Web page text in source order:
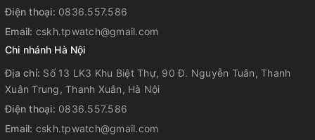
Hẹn giờ
60 phút Khoảng cài đặt thời gian bắt đầu đếm ngược: 1 giây
đến 60 phút (khoảng tăng 1 giây, khoảng tăng 1 phút)
5 chế độ báo thức hàng ngày
Điện thoại: 0836.557.586
Email: cskh.tpwatch@gmail.com
Chi nhánh Hà Nội
Địa chỉ: Số 13 LK3 Khu Biệt Thự, 90 Đ. Nguyễn Tuân, Thanh
Xuân Trung, Thanh Xuân, Hà Nội
Điện thoại: 0836.557.586
Email: cskh.tpwatch@gmail.com